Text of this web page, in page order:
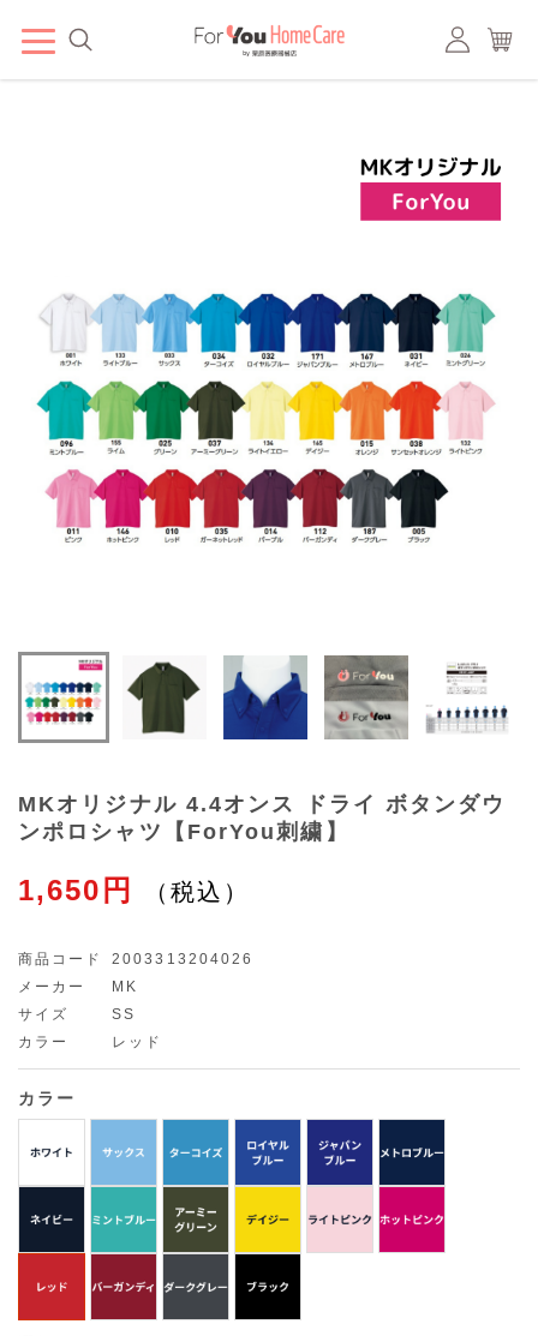
MKオリジナル 4.4オンス ドライ ボタンダウ
ンポロシャツ【ForYou刺繍】
1,650円
商品コード
2003313204026
メーカー
MK
サイズ
SS
カラー
レッド
カラー